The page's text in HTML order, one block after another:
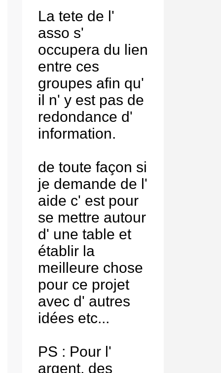
La tete de l'
asso s'
occupera du lien
entre ces
groupes afin qu'
il n' y est pas de
redondance d'
information.
de toute façon si
je demande de l'
aide c' est pour
se mettre autour
d' une table et
établir la
meilleure chose
pour ce projet
avec d' autres
idées etc...
PS : Pour l'
argent, des